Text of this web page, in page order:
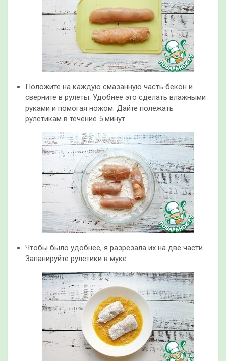
Положите на каждую смазанную часть бекон и
сверните в рулеты. Удобнее это сделать влажными
руками и помогая ножом. Дайте полежать
рулетикам в течение 5 минут.
Чтобы было удобнее, я разрезала их на две части.
Запанируйте рулетики в муке.